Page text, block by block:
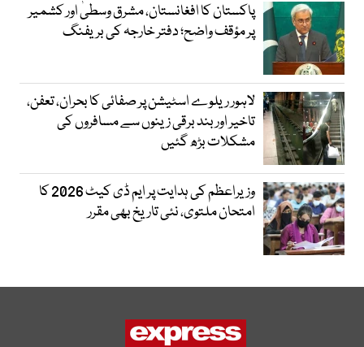
پاکستان کا افغانستان، مشرق وسطیٰ اور کشمیر
پر مؤقف واضح؛ دفتر خارجہ کی بریفنگ
لاہور ریلوے اسٹیشن پر صفائی کا بحران، تعفن،
تاخیر اور بند برقی زینوں سے مسافروں کی
مشکلات بڑھ گئیں
وزیراعظم کی ہدایت پر ایم ڈی کیٹ 2026 کا
امتحان ملتوی، نئی تاریخ بھی مقرر